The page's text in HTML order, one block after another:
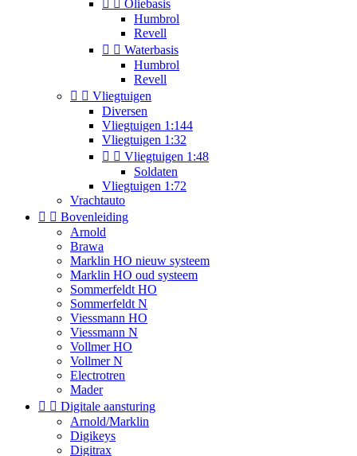
Oliebasis
Humbrol
Revell
  Waterbasis
Humbrol
Revell
  Vliegtuigen
Diversen
Vliegtuigen 1:144
Vliegtuigen 1:32
  Vliegtuigen 1:48
Soldaten
Vliegtuigen 1:72
Vrachtauto
  Bovenleiding
Arnold
Brawa
Marklin HO nieuw systeem
Marklin HO oud systeem
Sommerfeldt HO
Sommerfeldt N
Viessmann HO
Viessmann N
Vollmer HO
Vollmer N
Electrotren
Mader
  Digitale aansturing
Arnold/Marklin
Digikeys
Digitrax